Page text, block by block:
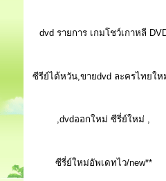
dvd รายการ เกมโชว์เกาหลี
ซีรีย์ไต้หวัน,ขายdvd ละครไทยให
,dvdออกใหม่ ซีรี่ย์ใหม่ ,
ซีรี่ย์ใหม่อัพเดทไว/new**